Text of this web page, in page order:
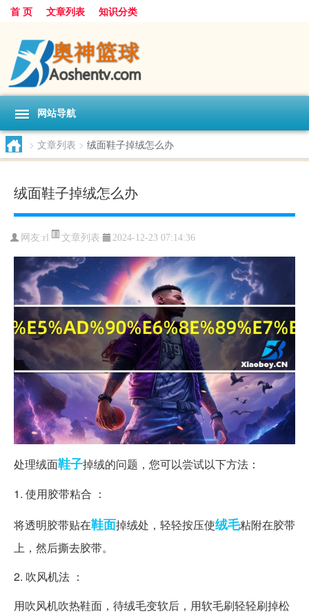
首 页 文章列表 知识分类
网站导航
> 文章列表 > 绒面鞋子掉绒怎么办
绒面鞋子掉绒怎么办
网友:rl 文章列表 2024-12-23 07:14:36
处理绒面鞋子掉绒的问题，您可以尝试以下方法：
1. 使用胶带粘合 ：
将透明胶带贴在鞋面掉绒处，轻轻按压使绒毛粘附在胶带
上，然后撕去胶带。
2. 吹风机法 ：
用吹风机吹热鞋面，待绒毛变软后，用软毛刷轻轻刷掉松